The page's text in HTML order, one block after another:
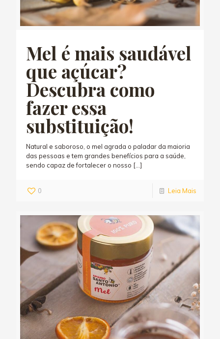
Mel é mais saudável
que açúcar?
Descubra como
fazer essa
substituição!
Natural e saboroso, o mel agrada o paladar da maioria
das pessoas e tem grandes benefícios para a saúde,
sendo capaz de fortalecer o nosso […]
0 Leia Mais